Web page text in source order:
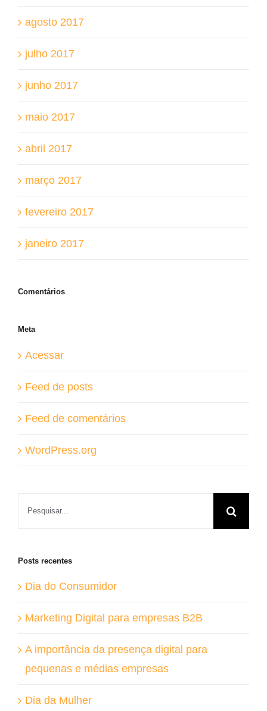
agosto 2017
julho 2017
junho 2017
maio 2017
abril 2017
março 2017
fevereiro 2017
janeiro 2017
Comentários
Meta
Acessar
Feed de posts
Feed de comentários
WordPress.org
Posts recentes
Dia do Consumidor
Marketing Digital para empresas B2B
A importância da presença digital para
pequenas e médias empresas
Dia da Mulher